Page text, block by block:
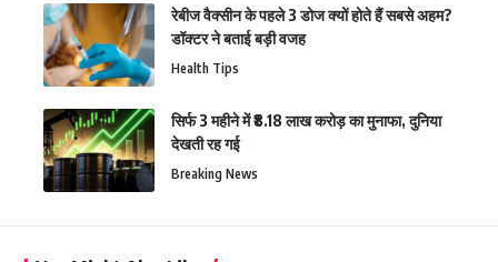
रेबीज वैक्सीन के पहले 3 डोज क्यों होते हैं सबसे अहम?
डॉक्टर ने बताई बड़ी वजह
Health Tips
सिर्फ 3 महीने में ₹8.18 लाख करोड़ का मुनाफा, दुनिया
देखती रह गई
Breaking News